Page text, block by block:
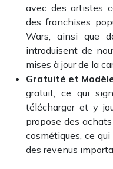
avec des artistes
des franchises
Wars, ainsi que
introduisent de
mises à jour de la
Gratuité et
gratuit, ce qui
télécharger et y
propose des
cosmétiques, ce
des revenus